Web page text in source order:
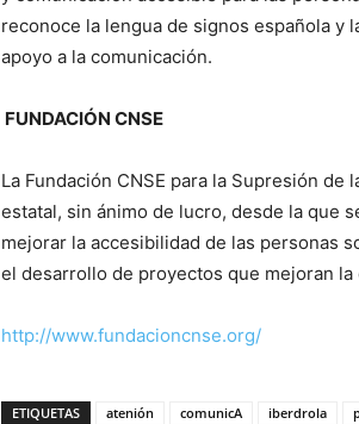
reconoce la lengua de signos española y
apoyo a la comunicación.
FUNDACIÓN CNSE
La Fundación CNSE para la Supresión
estatal, sin ánimo de lucro, desde la que
mejorar la accesibilidad de las personas
el desarrollo de proyectos que mejoran
http://www.fundacioncnse.org/
ETIQUETAS atenión comunicA iberdrola